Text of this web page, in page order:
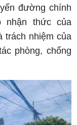
đường chính
nhận thức của
trách nhiệm của
phòng, chống